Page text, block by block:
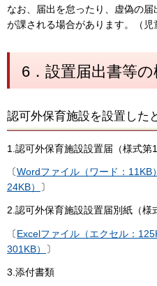
なお、届出を怠ったり、虚偽の
が課される場合があります。（児
6．設置届出書等の
認可外保育施設を設置した
1.認可外保育施設設置届（様式第
〔Wordファイル（ワード：11KB）
24KB）
〕
2.認可外保育施設設置届別紙（様
〔Excelファイル（エクセル：
301KB）
〕
3.添付書類